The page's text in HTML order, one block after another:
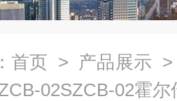
首页 > 产品展示
02SZCB-02霍尔